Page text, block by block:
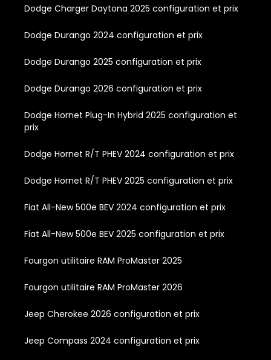
Dodge Charger Daytona 2025 configuration et prix
Dodge Durango 2024 configuration et prix
Dodge Durango 2025 configuration et prix
Dodge Durango 2026 configuration et prix
Dodge Hornet Plug-In Hybrid 2025 configuration et
prix
Dodge Hornet R/T PHEV 2024 configuration et prix
Dodge Hornet R/T PHEV 2025 configuration et prix
Fiat All-New 500e BEV 2024 configuration et prix
Fiat All-New 500e BEV 2025 configuration et prix
Fourgon utilitaire RAM ProMaster 2025
Fourgon utilitaire RAM ProMaster 2026
Jeep Cherokee 2026 configuration et prix
Jeep Compass 2024 configuration et prix